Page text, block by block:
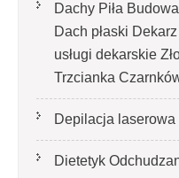
Dachy Piła
Dach płaski
usługi dekarskie
Trzcianka
Depilacja laserowa
Dietetyk